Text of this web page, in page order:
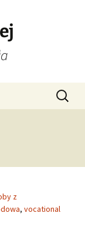
Szukaj:
z
, vocational